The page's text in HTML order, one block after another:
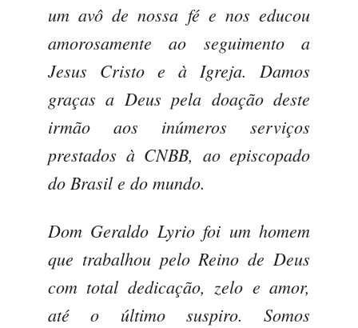
um avô de nossa fé e nos educou
amorosamente ao seguimento a
Jesus Cristo e à Igreja. Damos
graças a Deus pela doação deste
irmão aos inúmeros serviços
prestados à CNBB, ao episcopado
do Brasil e do mundo.
Dom Geraldo Lyrio foi um homem
que trabalhou pelo Reino de Deus
com total dedicação, zelo e amor,
até o último suspiro. Somos